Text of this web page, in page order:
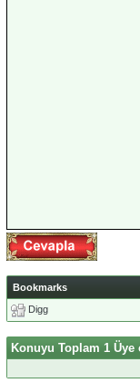
Bookmarks
Digg
Konuyu Toplam 1 Üye